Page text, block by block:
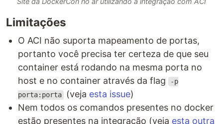
Limitações
O ACI não suporta mapeamento de portas,
portanto você precisa ter certeza de que seu
container está rodando na mesma porta no
host e no container através da flag
-p
porta:porta (veja esta issue)
Nem todos os comandos presentes no docker
estão presentes na integração (veja esta outra